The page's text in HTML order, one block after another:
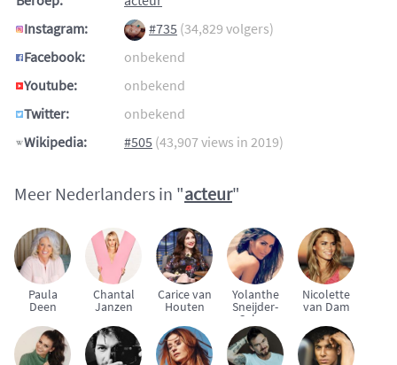
Instagram:
#735 (34,829 volgers)
Facebook:
onbekend
Youtube:
onbekend
Twitter:
onbekend
Wikipedia:
#505 (43,907 views in 2019)
Meer Nederlanders in "acteur"
Paula
Deen
Chantal
Janzen
Carice van
Houten
Yolanthe
Sneijder-
Cabau
Nicolette
van Dam